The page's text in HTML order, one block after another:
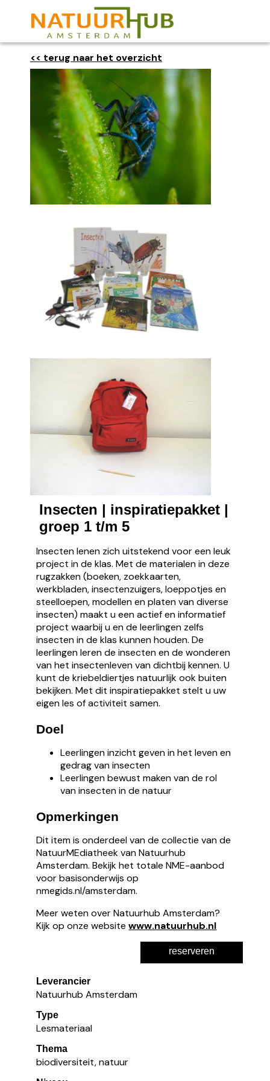
<< terug naar het overzicht
Insecten | inspiratiepakket |
groep 1 t/m 5
Insecten lenen zich uitstekend voor een leuk
project in de klas. Met de materialen in deze
rugzakken (boeken, zoekkaarten,
werkbladen, insectenzuigers, loeppotjes en
steelloepen, modellen en platen van diverse
insecten) maakt u een actief en informatief
project waarbij u en de leerlingen zelfs
insecten in de klas kunnen houden. De
leerlingen leren de insecten en de wonderen
van het insectenleven van dichtbij kennen. U
kunt de kriebeldiertjes natuurlijk ook buiten
bekijken. Met dit inspiratiepakket stelt u uw
eigen les of activiteit samen.
Doel
Leerlingen inzicht geven in het leven en
gedrag van insecten
Leerlingen bewust maken van de rol
van insecten in de natuur
Opmerkingen
Dit item is onderdeel van de collectie van de
NatuurMEdiatheek van Natuurhub
Amsterdam. Bekijk het totale NME-aanbod
voor basisonderwijs op
nmegids.nl/amsterdam.
Meer weten over Natuurhub Amsterdam?
Kijk op onze websitewww.natuurhub.nl
reserveren
Leverancier
Natuurhub Amsterdam
Type
Lesmateriaal
Thema
biodiversiteit, natuur